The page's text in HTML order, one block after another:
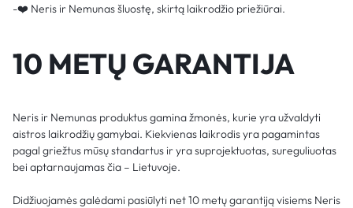
-❤️ Neris ir Nemunas šluostę, skirtą laikrodžio priežiūrai.
10 METŲ GARANTIJA
Neris ir Nemunas produktus gamina žmonės, kurie yra užvaldyti
aistros laikrodžių gamybai. Kiekvienas laikrodis yra pagamintas
pagal griežtus mūsų standartus ir yra suprojektuotas, sureguliuotas
bei aptarnaujamas čia – Lietuvoje.
Didžiuojamės galėdami pasiūlyti net 10 metų garantiją visiems Neris